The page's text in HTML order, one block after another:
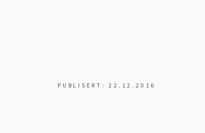
PUBLISERT: 22.12.2016